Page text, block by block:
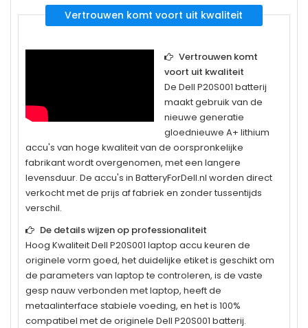
Vertrouwen komt voort uit kwaliteit
Vertrouwen komt
voort uit kwaliteit
De Dell P20S001 batterij
maakt gebruik van de
nieuwe generatie
gloednieuwe A+ lithium
accu's van hoge kwaliteit van de oorspronkelijke
fabrikant wordt overgenomen, met een langere
levensduur. De accu's in BatteryForDell.nl worden direct
verkocht met de prijs af fabriek en zonder tussentijds
verschil.
De details wijzen op professionaliteit
Hoog KwaliteitDell P20S001 laptop accu keuren de
originele vorm goed, het duidelijke etiket is geschikt om
de parameters van laptop te controleren, is de vaste
gesp nauw verbonden met laptop, heeft de
metaalinterface stabiele voeding, en het is 100%
compatibel met de originele Dell P20S001 batterij.